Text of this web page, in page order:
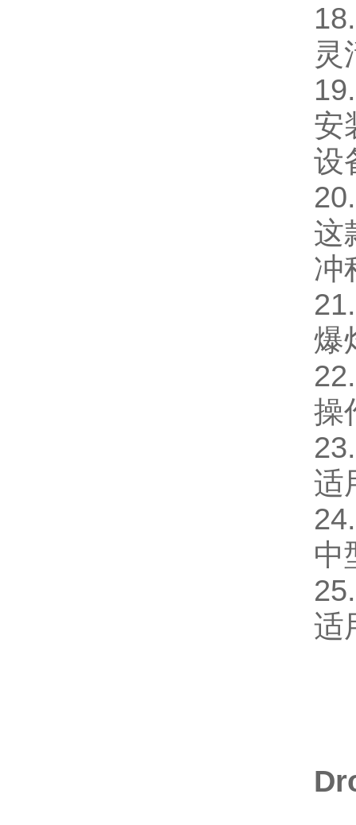
灵
安
设
这
冲
爆
操
适
中
适